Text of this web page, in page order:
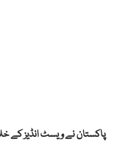
پاکستان نے ویسٹ انڈیز کے